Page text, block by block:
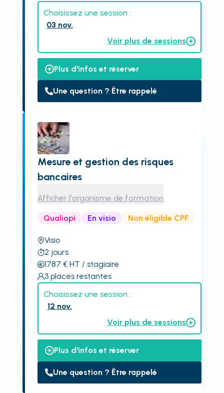
Choisissez une session :
03 nov.
Voir plus de sessions
Plus d'infos et réserver
Une question ? Être rappelé
Mesure et gestion des risques
bancaires
Afficher l'organisme de formation
Qualiopi En visio Non éligible CPF
Visio
2 jours
1787 € HT / stagiaire
3 places restantes
Choisissez une session :
12 nov.
Voir plus de sessions
Plus d'infos et réserver
Une question ? Être rappelé